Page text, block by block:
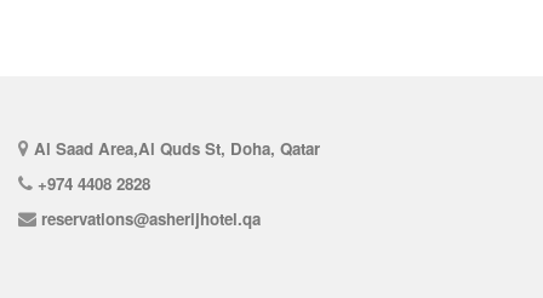
Al Saad Area,Al Quds St, Doha, Qatar
+974 4408 2828
reservations@asherijhotel.qa